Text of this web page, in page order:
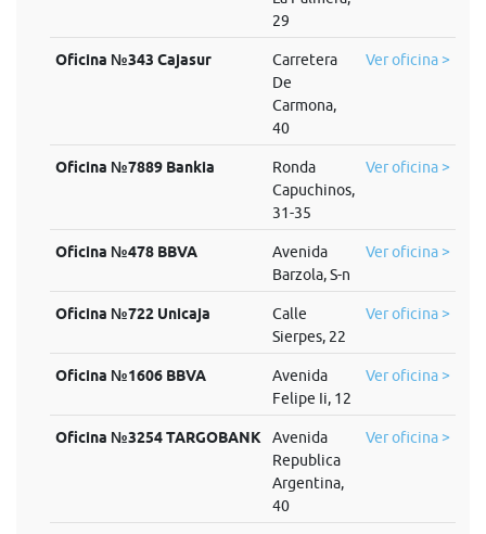
29
Oficina №343 Cajasur
Carretera
De
Carmona,
40
Ver oficina >
Oficina №7889 Bankia
Ronda
Capuchinos,
31-35
Ver oficina >
Oficina №478 BBVA
Avenida
Barzola, S-n
Ver oficina >
Oficina №722 Unicaja
Calle
Sierpes, 22
Ver oficina >
Oficina №1606 BBVA
Avenida
Felipe Ii, 12
Ver oficina >
Oficina №3254 TARGOBANK
Avenida
Republica
Argentina,
40
Ver oficina >